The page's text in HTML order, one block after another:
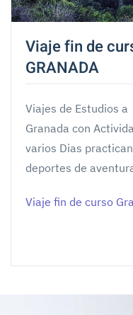
Viaje fin de
GRANADA
Viajes de Estudios a
Granada con
varios Dias
deportes de
Viaje fin de curso